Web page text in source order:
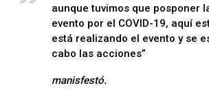
aunque tuvimos que posponer
evento por el COVID-19, aquí
está realizando el evento y se
cabo las acciones”
manisfestó.